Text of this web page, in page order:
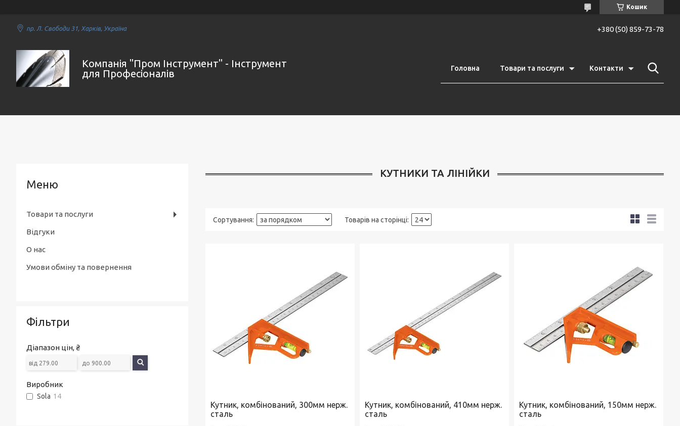
Кошик
пр. Л. Свободи 31, Харків, Україна +380 (50) 859-73-78
Компанія "Пром Інструмент" - Інструмент
для Професіоналів
Головна Товари та послуги Контакти
КУТНИКИ ТА ЛІНІЙКИ
Кутник, комбінований, 300мм нерж.
сталь
Кутник, комбінований, 410мм нерж.
сталь
Кутник, комбінований, 150мм нерж.
сталь
Товари та послуги
Відгуки
О нас
Умови обміну та повернення
Фільтри
Діапазон цін, ₴
Виробник
Sola 14